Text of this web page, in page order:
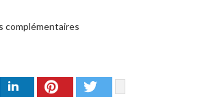
complémentaires
LinkedIn Pinterest